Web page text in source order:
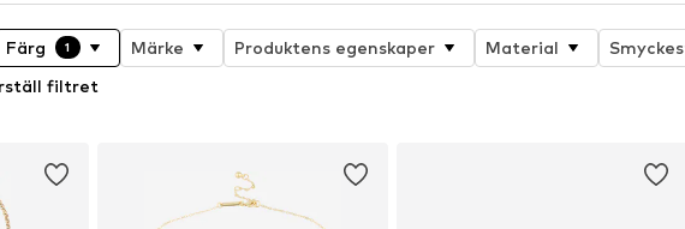
Färg 1 Märke Produktens egenskaper Material
filtret